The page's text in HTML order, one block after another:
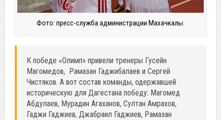
Фото: пресс-служба администрации Махачкалы.
К победе «Олимп» привели тренеры Гусейн
Магомедов, Рамазан Гаджибалаев и Сергей
Чистяков. А вот состав команды, одержавшей
историческую для Дагестана победу: Магомед
Абдулаев, Мурадин Агаханов, Султан Амрахов,
Гаджи Гаджиев, Джабраил Гаджиев, Рамазан